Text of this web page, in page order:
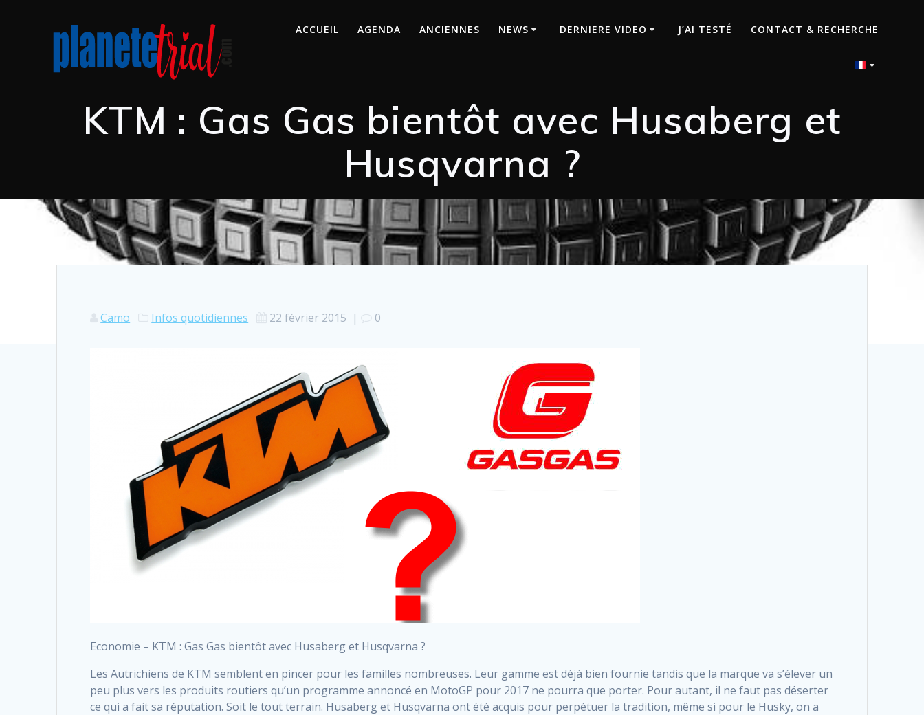
ACCUEIL AGENDA ANCIENNES NEWS DERNIERE VIDEO J’AI TESTÉ CONTACT & RECHERCHE
KTM : Gas Gas bientôt avec Husaberg et
Husqvarna ?
Camo Infos quotidiennes 22 février 2015 | 0
Economie – KTM : Gas Gas bientôt avec Husaberg et Husqvarna ?
Les Autrichiens de KTM semblent en pincer pour les familles nombreuses. Leur gamme est déjà bien fournie tandis que la marque va s’élever un
peu plus vers les produits routiers qu’un programme annoncé en MotoGP pour 2017 ne pourra que porter. Pour autant, il ne faut pas déserter
ce qui a fait sa réputation. Soit le tout terrain. Husaberg et Husqvarna ont été acquis pour perpétuer la tradition, même si pour le Husky, on a